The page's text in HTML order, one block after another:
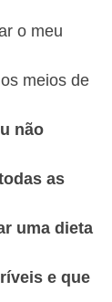
o meu
meios de
não
as
uma dieta
e que